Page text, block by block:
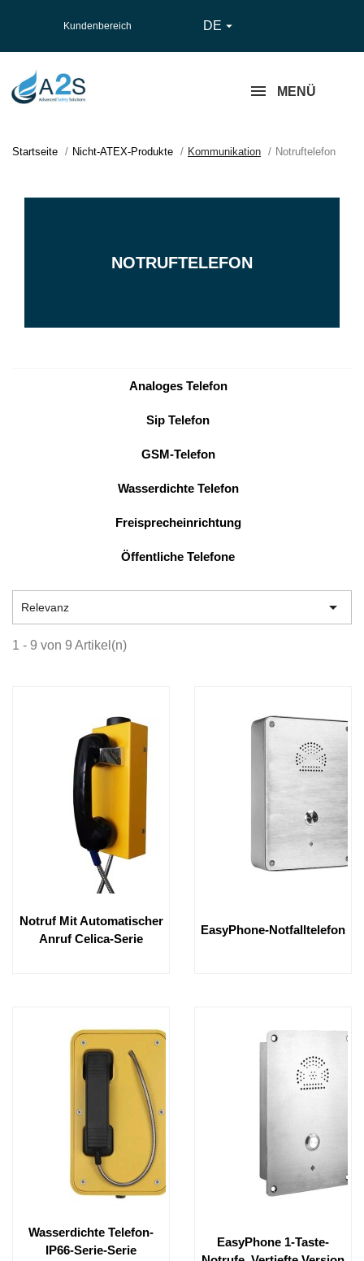
Kundenbereich DE 
MENÜ
Startseite Nicht-ATEX-Produkte Kommunikation Notruftelefon
NOTRUFTELEFON
Analoges Telefon
Sip Telefon
GSM-Telefon
Wasserdichte Telefon
Freisprecheinrichtung
Öffentliche Telefone
Relevanz 
1 - 9 von 9 Artikel(n)
Notruf Mit Automatischer
Anruf Celica-Serie
EasyPhone-Notfalltelefon
Wasserdichte Telefon-
IP66-Serie-Serie
EasyPhone 1-Taste-